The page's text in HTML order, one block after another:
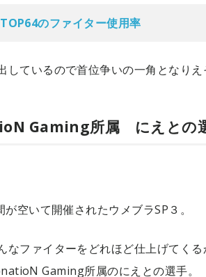
のファイター使用率
ているので首位争いの一角となりえ
Gaming所属 にえとの
空いて開催されたウメブラSP３。
なファイターをどれほど仕上げてく
Gaming所属のにえとの選手。